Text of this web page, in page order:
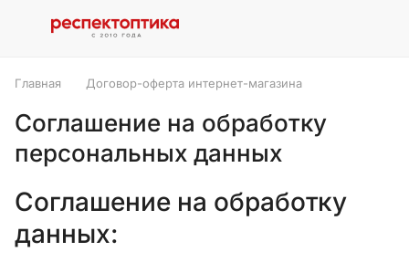
Главная Договор-оферта интернет-магазина
Соглашение на обработку
персональных данных
Соглашение на обработку
данных: